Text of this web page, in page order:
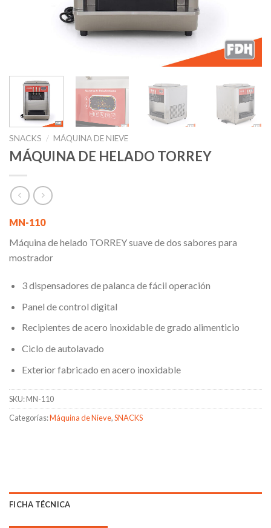
SNACKS / MÁQUINA DE NIEVE
MÁQUINA DE HELADO TORREY
MN-110
Máquina de helado TORREY suave de dos sabores para
mostrador
3 dispensadores de palanca de fácil operación
Panel de control digital
Recipientes de acero inoxidable de grado alimenticio
Ciclo de autolavado
Exterior fabricado en acero inoxidable
SKU:MN-110
Categorías:Máquina de Nieve,SNACKS
FICHA TÉCNICA